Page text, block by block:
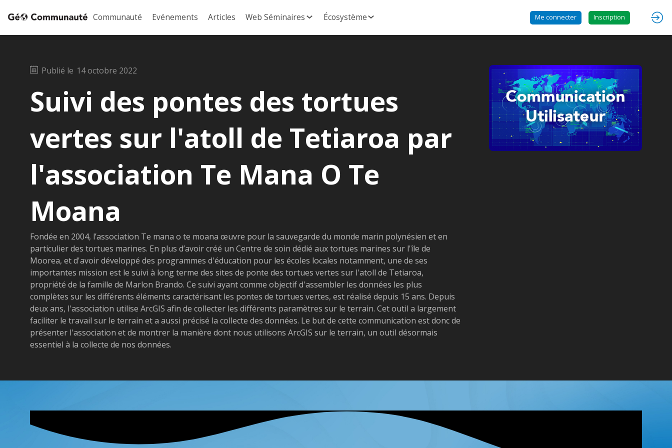
Communauté Evénements Articles Web Séminaires Écosystème Me connecter Inscription
Publié le 14 octobre 2022
Suivi des pontes des tortues
vertes sur l'atoll de Tetiaroa par
l'association Te Mana O Te
Moana
Fondée en 2004, l’association Te mana o te moana œuvre pour la sauvegarde du monde marin polynésien et en
particulier des tortues marines. En plus d’avoir créé un Centre de soin dédié aux tortues marines sur l'île de
Moorea, et d'avoir développé des programmes d'éducation pour les écoles locales notamment, une de ses
importantes mission est le suivi à long terme des sites de ponte des tortues vertes sur l'atoll de Tetiaroa,
propriété de la famille de Marlon Brando. Ce suivi ayant comme objectif d'assembler les données les plus
complètes sur les différents éléments caractérisant les pontes de tortues vertes, est réalisé depuis 15 ans. Depuis
deux ans, l'association utilise ArcGIS afin de collecter les différents paramètres sur le terrain. Cet outil a largement
faciliter le travail sur le terrain et a aussi précisé la collecte des données. Le but de cette communication est donc de
présenter l'association et de montrer la manière dont nous utilisons ArcGIS sur le terrain, un outil désormais
essentiel à la collecte de nos données.